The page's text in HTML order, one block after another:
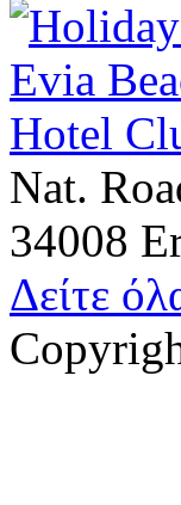
Nat.
34008
Δείτε